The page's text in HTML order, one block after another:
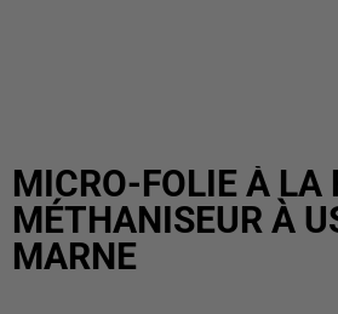
MICRO-FOLIE À LA
MÉTHANISEUR À
MARNE